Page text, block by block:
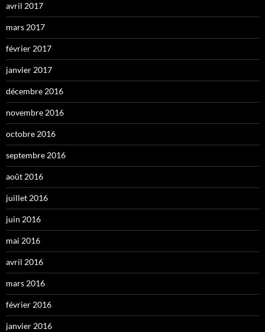
avril 2017
mars 2017
février 2017
janvier 2017
décembre 2016
novembre 2016
octobre 2016
septembre 2016
août 2016
juillet 2016
juin 2016
mai 2016
avril 2016
mars 2016
février 2016
janvier 2016